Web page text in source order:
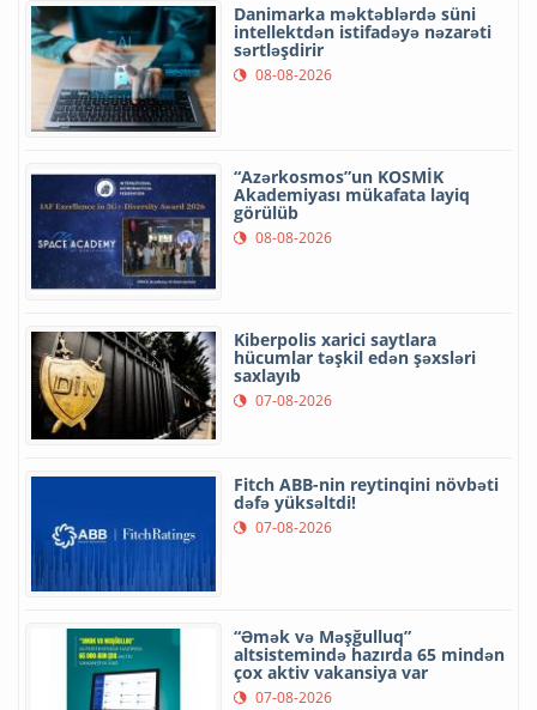
Danimarka məktəblərdə süni
intellektdən istifadəyə nəzarəti
sərtləşdirir
08-08-2026
“Azərkosmos”un KOSMİK
Akademiyası mükafata layiq
görülüb
08-08-2026
Kiberpolis xarici saytlara
hücumlar təşkil edən şəxsləri
saxlayıb
07-08-2026
Fitch ABB-nin reytinqini növbəti
dəfə yüksəltdi!
07-08-2026
“Əmək və Məşğulluq”
altsistemində hazırda 65 mindən
çox aktiv vakansiya var
07-08-2026